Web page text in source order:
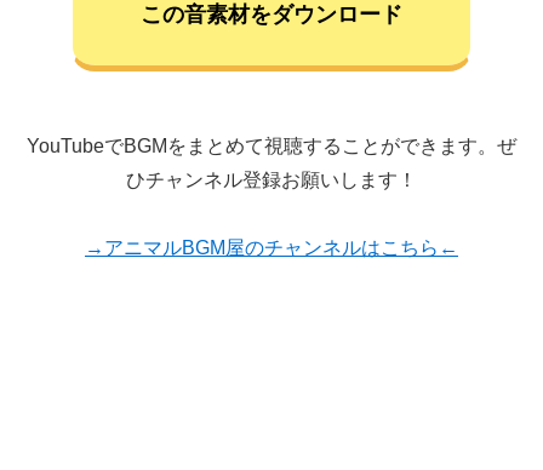
この音素材をダウンロード
YouTubeでBGMをまとめて視聴することができます。ぜ
ひチャンネル登録お願いします！
→アニマルBGM屋のチャンネルはこちら←